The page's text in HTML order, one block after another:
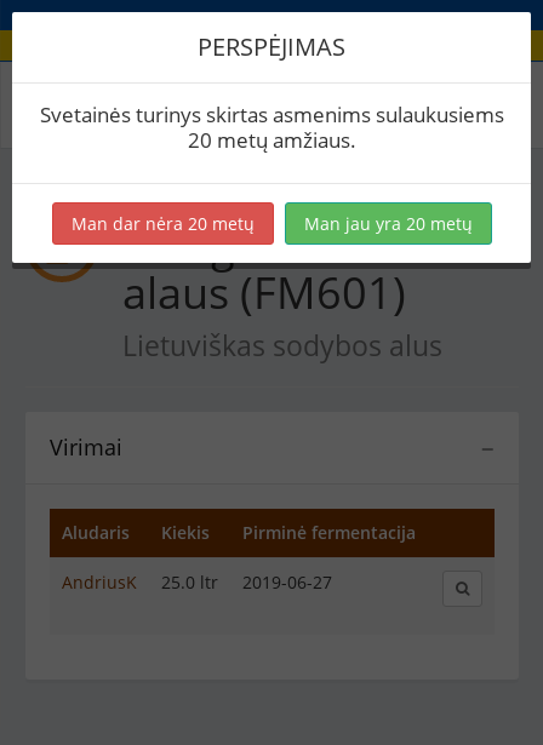
Recepto virimai
Kolegoms Senalio
alaus (FM601)
Lietuviškas sodybos alus
−
Virimai
Aludaris Kiekis Pirminė fermentacija
AndriusK 25.0 ltr 2019-06-27
PERSPĖJIMAS
Svetainės turinys skirtas asmenims sulaukusiems
20 metų amžiaus.
Man dar nėra 20 metų Man jau yra 20 metų